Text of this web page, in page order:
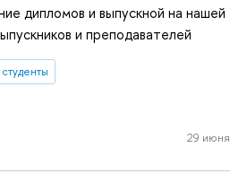
дипломов и выпускной на нашей
и преподавателей
студенты
29 июня